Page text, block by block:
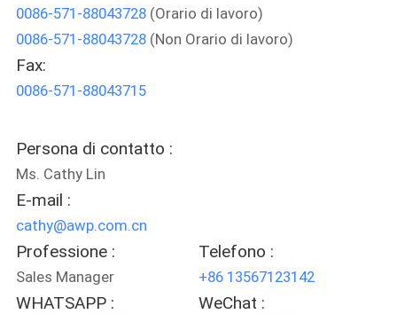
CONTROLLO
DI
QUALITÀ
CONTATTICI
RICHIEDA
UNA
CITAZIONE
0086-571-88043728(Orario di lavoro)
0086-571-88043728(Non Orario di lavoro)
Fax:
0086-571-88043715
Persona di contatto :
Ms. Cathy Lin
E-mail :
cathy@awp.com.cn
Professione :
Sales Manager
Telefono :
+86 13567123142
WHATSAPP : WeChat :